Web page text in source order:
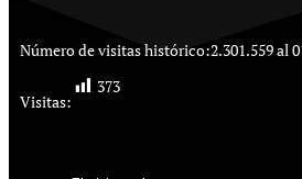
Número de visitas histórico:2.301.559 al
Visitas:
373